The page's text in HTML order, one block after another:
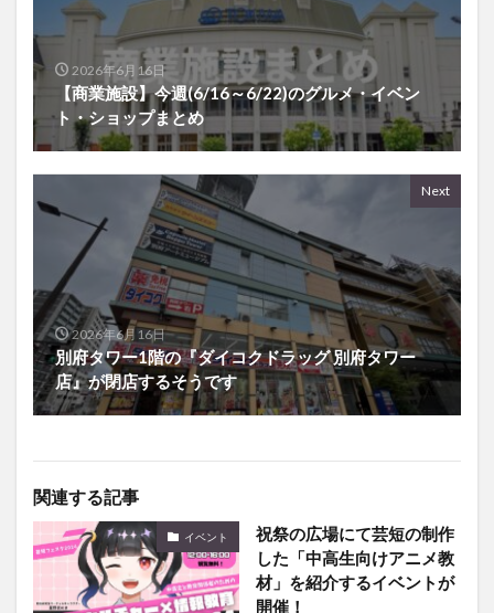
2026年6月16日
【商業施設】今週(6/16～6/22)のグルメ・イベン
ト・ショップまとめ
Next
2026年6月16日
別府タワー1階の『ダイコクドラッグ 別府タワー
店』が閉店するそうです
関連する記事
イベント
祝祭の広場にて芸短の制作
した「中高生向けアニメ教
材」を紹介するイベントが
開催！